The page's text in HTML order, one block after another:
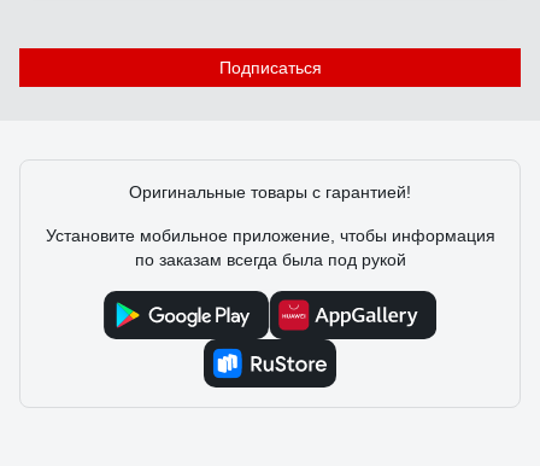
Подписаться
Оригинальные товары с гарантией!
Установите мобильное приложение, чтобы информация
по заказам всегда была под рукой